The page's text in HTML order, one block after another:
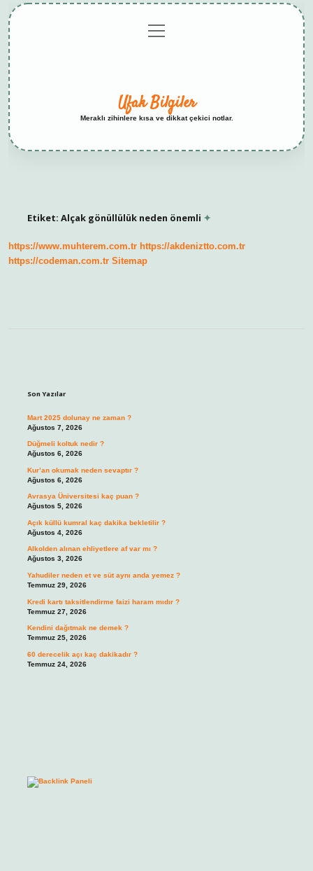
menüyü
aç
Ufak Bilgiler
Meraklı zihinlere kısa ve dikkat çekici notlar.
Etiket: Alçak gönüllülük neden önemli
https://www.muhterem.com.tr https://akdeniztto.com.tr
https://codeman.com.tr Sitemap
Son Yazılar
Mart 2025 dolunay ne zaman ?
Ağustos 7, 2026
Düğmeli koltuk nedir ?
Ağustos 6, 2026
Kur’an okumak neden sevaptır ?
Ağustos 6, 2026
Avrasya Üniversitesi kaç puan ?
Ağustos 5, 2026
Açık küllü kumral kaç dakika bekletilir ?
Ağustos 4, 2026
Alkolden alınan ehliyetlere af var mı ?
Ağustos 3, 2026
Yahudiler neden et ve süt aynı anda yemez ?
Temmuz 29, 2026
Kredi kartı taksitlendirme faizi haram mıdır ?
Temmuz 27, 2026
Kendini dağıtmak ne demek ?
Temmuz 25, 2026
60 derecelik açı kaç dakikadır ?
Temmuz 24, 2026